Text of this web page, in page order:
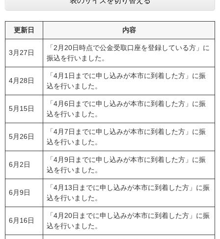
更新日 内容
3月27日
「2月20日時点で公金受取口座を登録している方」に
振込を行いました。
4月28日
「4月1日までに申し込みが本市に到着した方」に振
込を行いました。
5月15日
「4月6日までに申し込みが本市に到着した方」に振
込を行いました。
5月26日
「4月7日までに申し込みが本市に到着した方」に振
込を行いました。
6月2日
「4月9日までに申し込みが本市に到着した方」に振
込を行いました。
6月9日
「4月13日までに申し込みが本市に到着した方」に振
込を行いました。
6月16日
「4月20日までに申し込みが本市に到着した方」に振
込を行いました。